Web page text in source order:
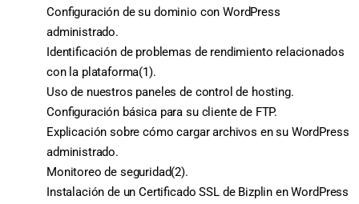
Configuración de su dominio con WordPress
administrado.
Identificación de problemas de rendimiento relacionados
con la plataforma(1).
Uso de nuestros paneles de control de hosting.
Configuración básica para su cliente de FTP.
Explicación sobre cómo cargar archivos en su WordPress
administrado.
Monitoreo de seguridad(2).
Instalación de un Certificado SSL de Bizplin en WordPress